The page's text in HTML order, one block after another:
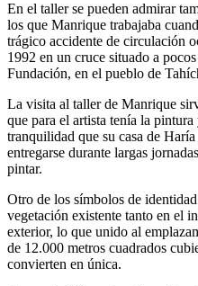
En el taller se pueden admirar
los que Manrique trabajaba
trágico accidente de circulación
1992 en un cruce situado a
Fundación, en el pueblo de
La visita al taller de Manrique
que para el artista tenía la
tranquilidad que su casa de
entregarse durante largas
pintar.
Otro de los símbolos de
vegetación existente tanto en el
exterior, lo que unido al
de 12.000 metros cuadrados
convierten en única.